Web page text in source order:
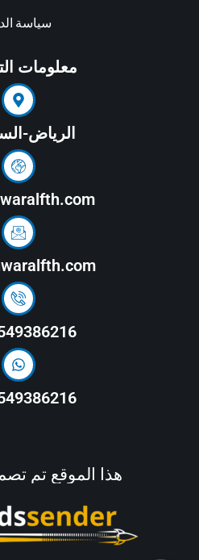
سياسة
معلومات
الرياض-
هذا الموقع تم